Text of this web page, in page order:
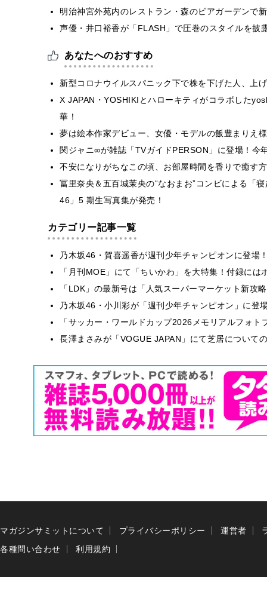
明治神宮外苑内のレストラン・森のビアガーデンで
声優・井口裕香が「FLASH」で圧巻のスタイルを
あなたへのおすすめ
新型コロナウイルスパニック下で株を下げた人、上
X JAPAN・YOSHIKIとハローキティがコラボした
華！
夢は絵本作家デビュー、女優・モデルの飯豊まりえ
関ジャニ∞が雑誌「TVガイドPERSON」に登場！今
不安になりがちなこの頃、お部屋時間を香りで癒す
冨里奈央＆五百城茉央の“なおまお”コンビによる「
46」5 期生写真集が発売！
カテゴリー記事一覧
乃木坂46・賀喜遥香が週刊少年チャンピオンに登
「月刊MOE」にて「ちいかわ」を大特集！付録に
「LDK」の最新号は「人気スーパーマーケット新
乃木坂46・小川彩が「週刊少年チャンピオン」に
「サッカー・ワールドカップ2026メモリアルフォ
長澤まさみが「VOGUE JAPAN」にて芝居について
マガジンサミットについて プライバシーポリシー 運営者
各種問い合わせ
利用規約